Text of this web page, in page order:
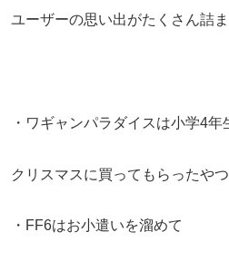
ユーザーの思い出がたくさん詰
・ワギャンパラダイスは小学4年
クリスマスに買ってもらったやつ
・FF6はお小遣いを溜めて